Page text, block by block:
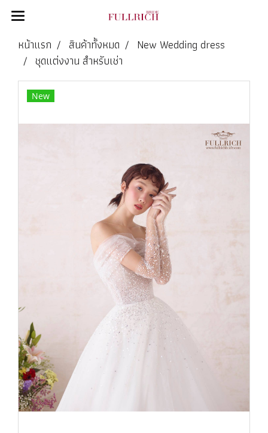
หน้าแรก สินค้าทั้งหมด
New Wedding dress
ชุดแต่งงาน สำหรับเช่า
New